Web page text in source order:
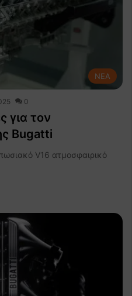
NEA
0
για τον
Bugatti
V16 ατμοσφαιρικό